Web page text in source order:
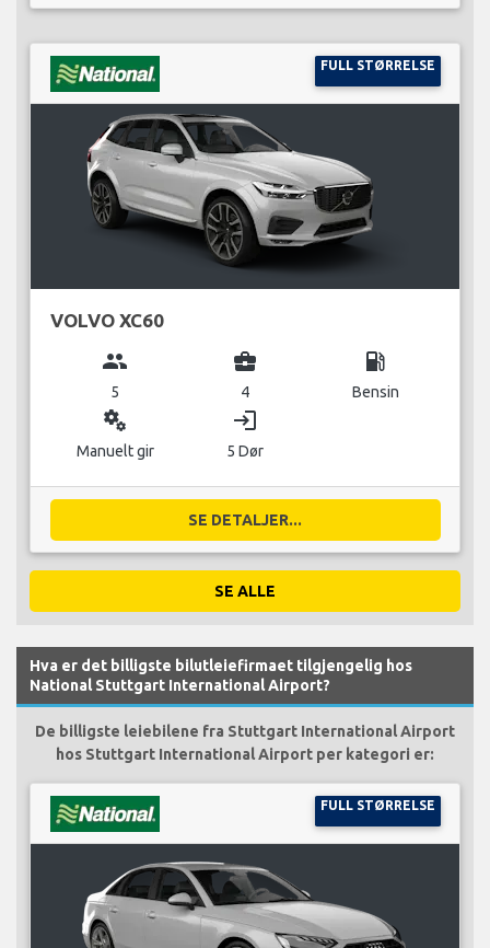
FULL STØRRELSE
VOLVO XC60
group
5
business_center
4
local_gas_station
Bensin
miscellaneous_services
Manuelt gir
login
5 Dør
SE DETALJER...
SE ALLE
Hva er det billigste bilutleiefirmaet tilgjengelig hos
National Stuttgart International Airport?
De billigste leiebilene fra Stuttgart International Airport
hos Stuttgart International Airport per kategori er:
FULL STØRRELSE